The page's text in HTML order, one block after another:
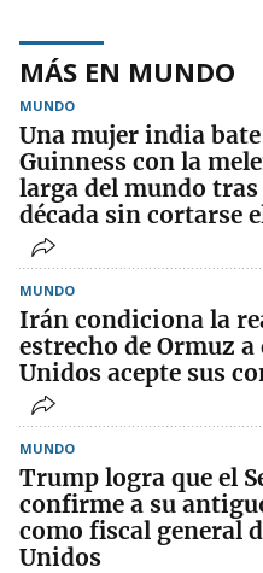
MÁS EN MUNDO
MUNDO
Una mujer india
Guinness con la
larga del mundo tras
década sin cortarse
MUNDO
Irán condiciona la
estrecho de Ormuz a
Unidos acepte sus
MUNDO
Trump logra que el
confirme a su
como fiscal general
Unidos